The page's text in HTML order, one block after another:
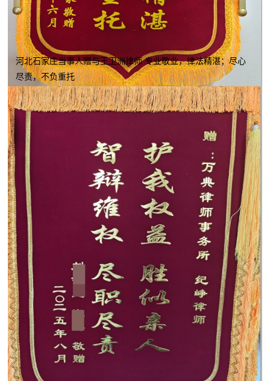
河北石家庄当事人赠与王卫洲律师 专业敬业，律法精湛；尽心
尽责，不负重托